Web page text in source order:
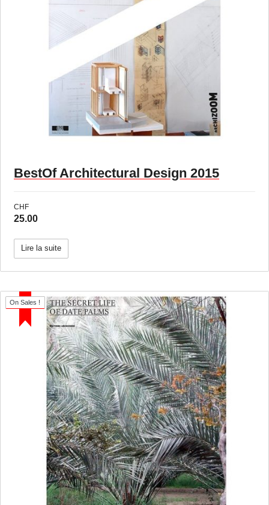
BestOf Architectural Design 2015
CHF
25.00
Lire la suite
On Sales !